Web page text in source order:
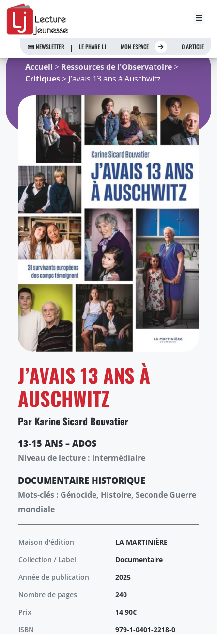
Aller
contenu
NEWSLETTER LE PHARE LJ MON ESPACE 0 ARTICLE
Accueil > Ressources de l'Observatoire >
Critiques > J’avais 13 ans à Auschwitz
J’AVAIS 13 ANS À
AUSCHWITZ
Par Karine Sicard Bouvatier
13-15 ANS – ADOS
Niveau de lecture : Intermédiaire
DOCUMENTAIRE HISTORIQUE
Mots-clés : Génocide, Histoire, Seconde Guerre
mondiale
Maison d'édition
LA MARTINIÈRE
Collection / Label
Documentaire
Année de publication
2025
Nombre de pages
240
Prix
14.90€
ISBN
979-1-0401-2218-0